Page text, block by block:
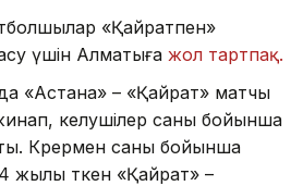
«Қайратпен»
үшін Алматыға жол тартпақ.
«Астана» – «Қайрат» матчы
келушілер саны бойынша
Көрермен саны бойынша
жылы өткен «Қайрат» –